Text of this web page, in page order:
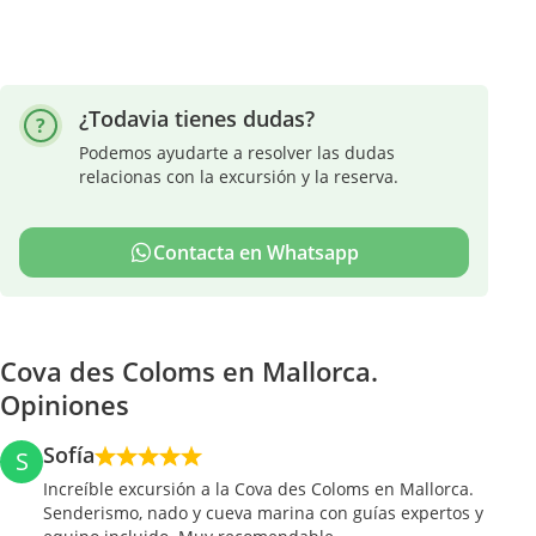
¿Todavia tienes dudas?
Podemos ayudarte a resolver las dudas
relacionas con la excursión y la reserva.
Contacta en Whatsapp
Cova des Coloms en Mallorca.
Opiniones
S Sofía
Increíble excursión a la Cova des Coloms en Mallorca.
Senderismo, nado y cueva marina con guías expertos y